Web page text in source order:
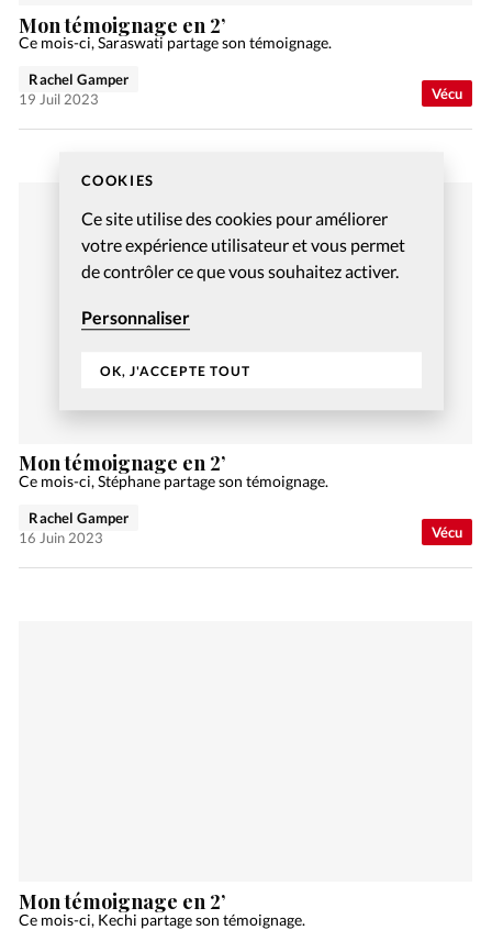
COOKIES
Ce site utilise des cookies pour améliorer
votre expérience utilisateur et vous permet
de contrôler ce que vous souhaitez activer.
Personnaliser
OK, J'ACCEPTE TOUT
Vécu
Mon témoignage en 2’
Ce mois-ci, Saraswati partage son témoignage.
Rachel Gamper
19 Juil 2023
Vécu
Mon témoignage en 2’
Ce mois-ci, Stéphane partage son témoignage.
Rachel Gamper
16 Juin 2023
Mon témoignage en 2’
Ce mois-ci, Kechi partage son témoignage.